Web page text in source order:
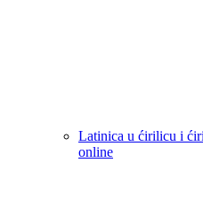
Latinica u ćirilicu i
online